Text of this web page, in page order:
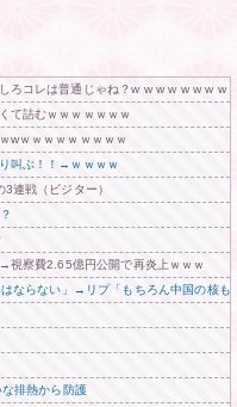
ろコレは普通じゃね？w w w w w w w w
て詰むｗｗｗｗｗｗｗ
wｗｗｗｗｗｗｗｗｗ
叫ぶ！！→ｗｗｗｗ
連戦（ビジター）
視察費2.65億円公開で再炎上ｗｗｗ
ならない」→リプ「もちろん中国の核
排熱から防護